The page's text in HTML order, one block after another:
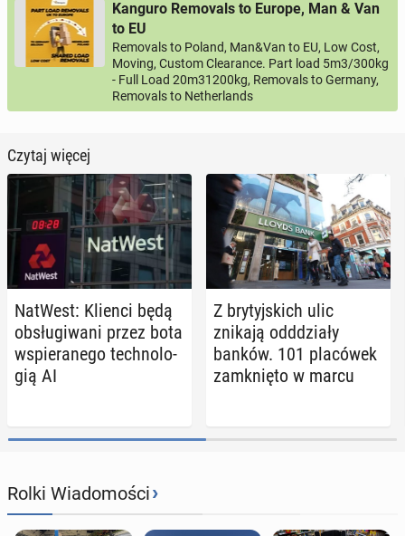
Kanguro Removals to Europe, Man & Van
to EU
Removals to Poland, Man&Van to EU, Low Cost,
Moving, Custom Clearance. Part load 5m3/300kg
- Full Load 20m31200kg, Removals to Germany,
Removals to Netherlands
Czytaj więcej
NatWest: Klienci będą
ob­słu­gi­wa­ni przez bota
wspie­ra­ne­go tech­no­lo­
gią AI
Z bry­tyj­skich ulic
znikają odd­dzia­ły
banków. 101 pla­có­wek
za­mknię­to w marcu
Rolki Wiadomości›